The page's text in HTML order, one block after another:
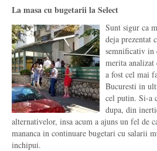
La masa cu bugetarii la Select
Sunt sigur ca
deja prezentat
semnificativ in
merita
a fost cel mai
Bucuresti in
cel putin. Si-a
dupa, din
alternativelor, insa acum a ajuns un fel de
mananca in continuare bugetari cu salarii
inchipui.